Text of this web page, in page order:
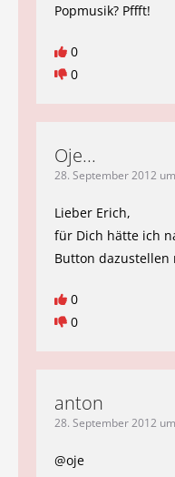
Popmusik? Pffft!
0
0
Oje...
28. September 2012
Lieber Erich,
für Dich hätte ich
Button dazustellen
0
0
anton
28. September 2012
@oje